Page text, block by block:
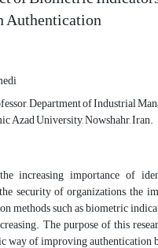
Authentication
Department of Industrial
Azad University, Nowshahr, Iran.
increasing importance of
security of organizations, the
methods such as biometric
The purpose of this
way of improving authentication